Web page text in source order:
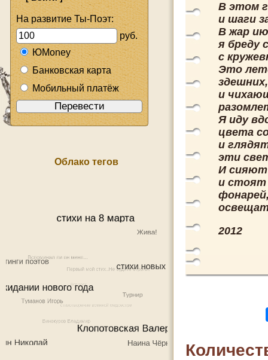
На развитие Ты-Поэт:
руб.
ЮMoney
Банковская карта
Мобильный платёж
Облако тегов
В этом
и шаги
В жар
я бреду
с
Это
и
Я иду
цвета
и
эти
И сияют
и стоят
2012